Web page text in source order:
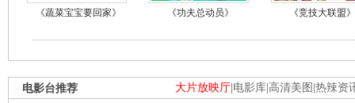
《蔬菜宝宝要回家》 《功夫总动员》 《竞技大联盟》
大片放映厅 电影库 高清美图 热辣资
电影台推荐